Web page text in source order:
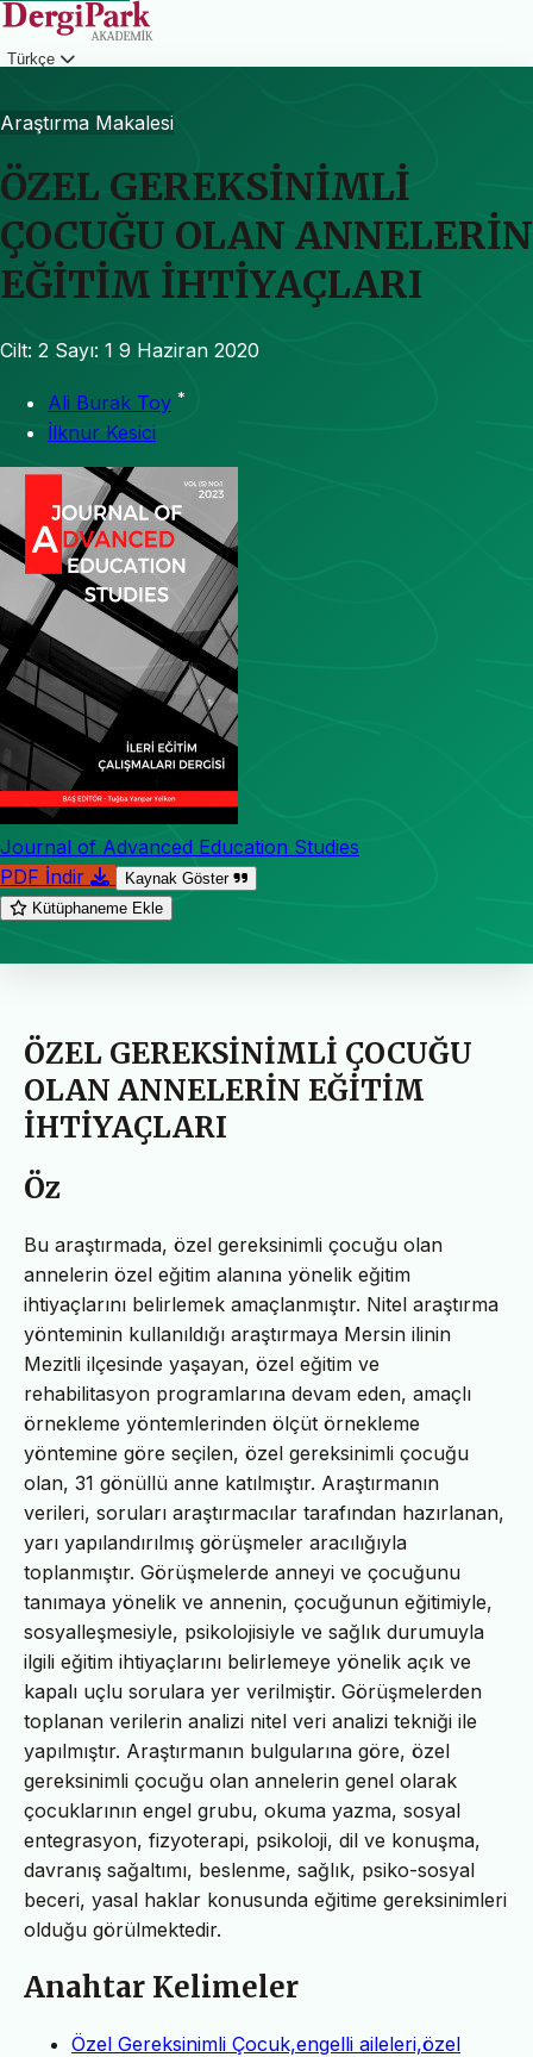
Türkçe
Araştırma Makalesi
ÖZEL GEREKSİNİMLİ
ÇOCUĞU OLAN ANNELERİN
EĞİTİM İHTİYAÇLARI
Cilt: 2 Sayı: 1 9 Haziran 2020
Ali Burak Toy *
İlknur Kesici
Journal of Advanced Education Studies
PDF İndir
Kaynak Göster
Kütüphaneme Ekle
ÖZEL GEREKSİNİMLİ ÇOCUĞU
OLAN ANNELERİN EĞİTİM
İHTİYAÇLARI
Öz
Bu araştırmada, özel gereksinimli çocuğu olan
annelerin özel eğitim alanına yönelik eğitim
ihtiyaçlarını belirlemek amaçlanmıştır. Nitel araştırma
yönteminin kullanıldığı araştırmaya Mersin ilinin
Mezitli ilçesinde yaşayan, özel eğitim ve
rehabilitasyon programlarına devam eden, amaçlı
örnekleme yöntemlerinden ölçüt örnekleme
yöntemine göre seçilen, özel gereksinimli çocuğu
olan, 31 gönüllü anne katılmıştır. Araştırmanın
verileri, soruları araştırmacılar tarafından hazırlanan,
yarı yapılandırılmış görüşmeler aracılığıyla
toplanmıştır. Görüşmelerde anneyi ve çocuğunu
tanımaya yönelik ve annenin, çocuğunun eğitimiyle,
sosyalleşmesiyle, psikolojisiyle ve sağlık durumuyla
ilgili eğitim ihtiyaçlarını belirlemeye yönelik açık ve
kapalı uçlu sorulara yer verilmiştir. Görüşmelerden
toplanan verilerin analizi nitel veri analizi tekniği ile
yapılmıştır. Araştırmanın bulgularına göre, özel
gereksinimli çocuğu olan annelerin genel olarak
çocuklarının engel grubu, okuma yazma, sosyal
entegrasyon, fizyoterapi, psikoloji, dil ve konuşma,
davranış sağaltımı, beslenme, sağlık, psiko-sosyal
beceri, yasal haklar konusunda eğitime gereksinimleri
olduğu görülmektedir.
Anahtar Kelimeler
Özel Gereksinimli Çocuk,engelli aileleri,özel